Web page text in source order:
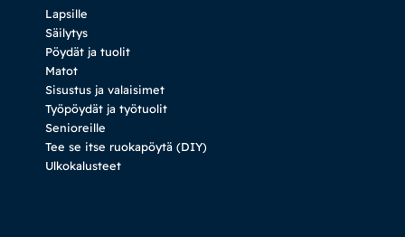
Lapsille
Säilytys
Pöydät ja tuolit
Matot
Sisustus ja valaisimet
Työpöydät ja työtuolit
Senioreille
Tee se itse ruokapöytä (DIY)
Ulkokalusteet